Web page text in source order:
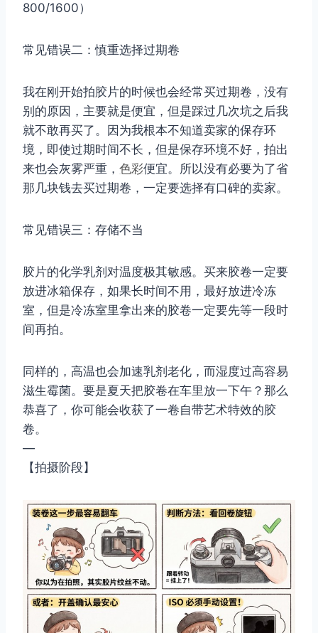
800/1600）
常见错误二：慎重选择过期卷
我在刚开始拍胶片的时候也会经常买过期卷，没有
别的原因，主要就是便宜，但是踩过几次坑之后我
就不敢再买了。因为我根本不知道卖家的保存环
境，即使过期时间不长，但是保存环境不好，拍出
来也会灰雾严重， 色彩便宜。所以没有必要为了省
那几块钱去买过期卷，一定要选择有口碑的卖家。
常见错误三：存储不当
胶片的化学乳剂对温度极其敏感。买来胶卷一定要
放进冰箱保存，如果长时间不用，最好放进冷冻
室，但是冷冻室里拿出来的胶卷一定要先等一段时
间再拍。
同样的，高温也会加速乳剂老化，而湿度过高容易
滋生霉菌。要是夏天把胶卷在车里放一下午？那么
恭喜了，你可能会收获了一卷自带艺术特效的胶
卷。
—
【拍摄阶段】